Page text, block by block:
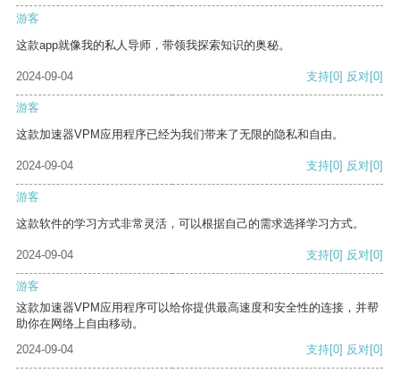
游客
这款app就像我的私人导师，带领我探索知识的奥秘。
2024-09-04 支持[0] 反对[0]
游客
这款加速器VPM应用程序已经为我们带来了无限的隐私和自由。
2024-09-04 支持[0] 反对[0]
游客
这款软件的学习方式非常灵活，可以根据自己的需求选择学习方式。
2024-09-04 支持[0] 反对[0]
游客
这款加速器VPM应用程序可以给你提供最高速度和安全性的连接，并帮
助你在网络上自由移动。
2024-09-04
支持[0] 反对[0]